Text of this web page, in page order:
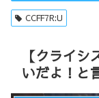
CCFF7R:U
【クライ
いだよ！と